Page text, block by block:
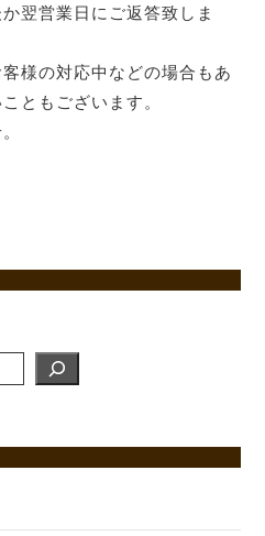
翌営業日にご返答致しま
様の対応中などの場合もあ
ともございます。